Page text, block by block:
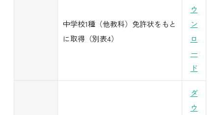
中学校1種（他教科）免許状をもと
に取得（別表4）
ウ
ン
ロ
ー
ド
ダ
ウ